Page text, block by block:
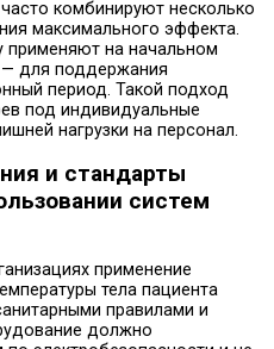
комбинируют несколько
максимального эффекта.
применяют на начальном
— для поддержания
период. Такой подход
под индивидуальные
нагрузки на персонал.
и стандарты
систем
применение
тела пациента
правилами и
должно